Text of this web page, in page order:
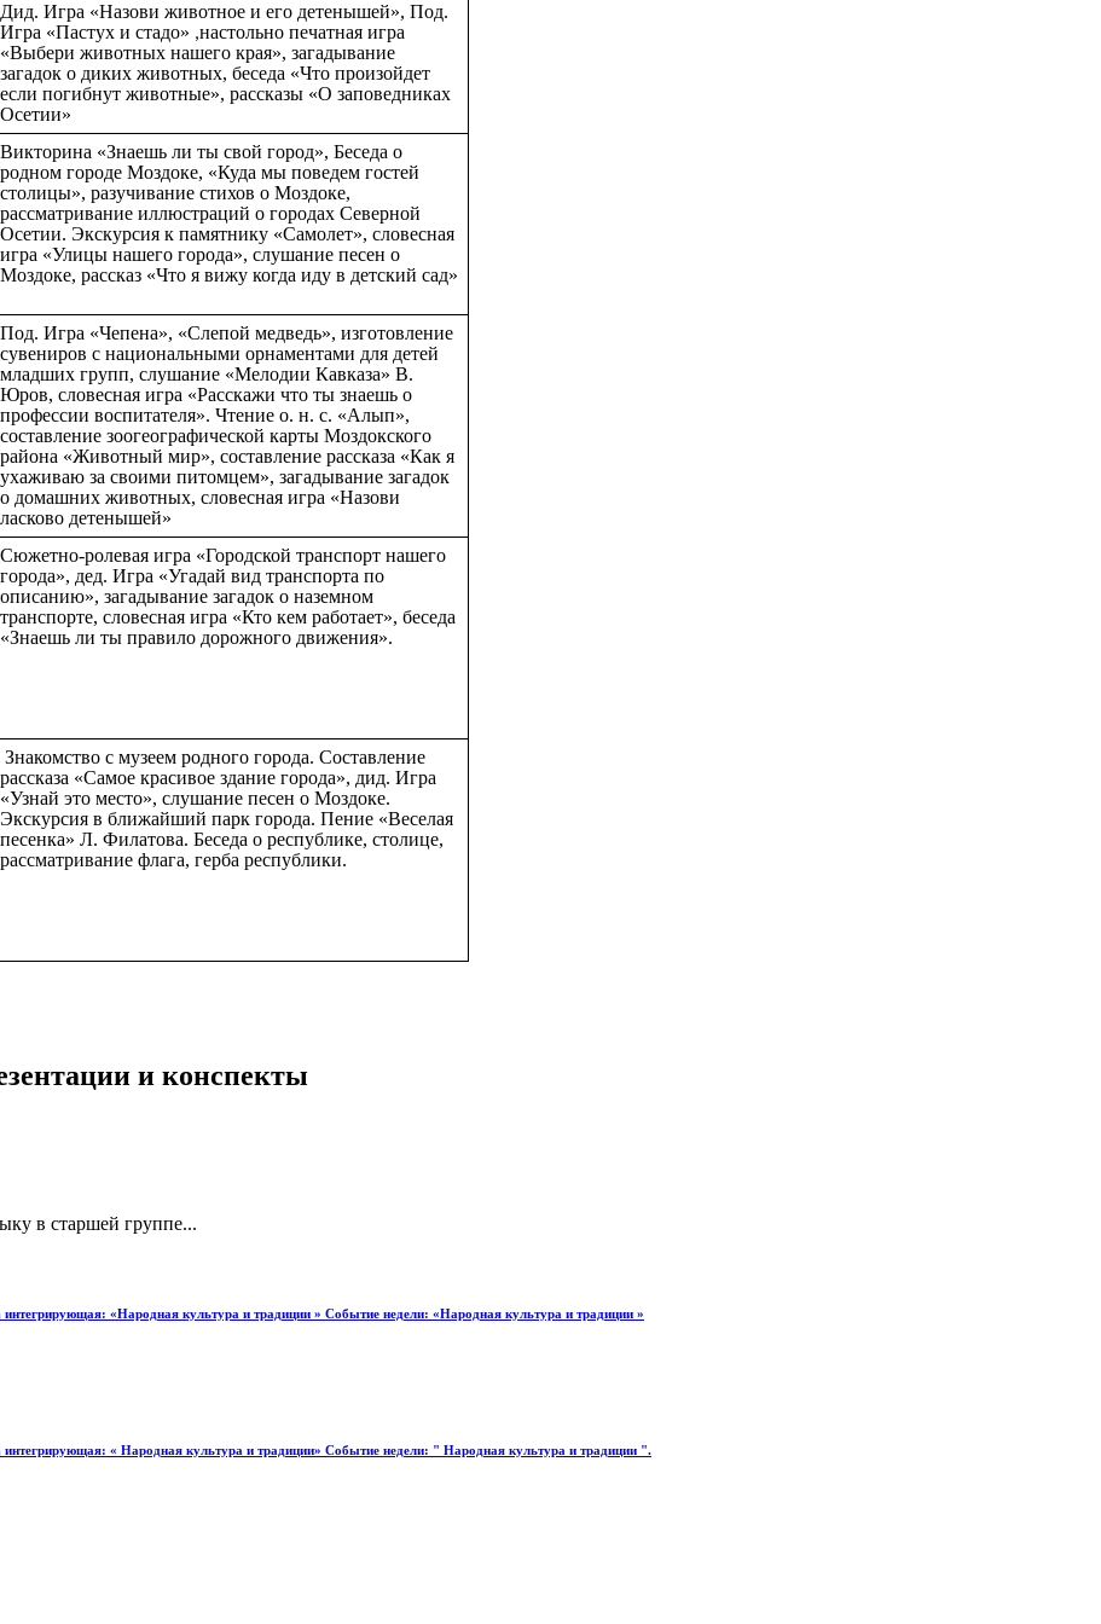
Дид. Игра «Назови животное и его детенышей», Под.
Игра «Пастух и стадо» ,настольно печатная игра
«Выбери животных нашего края», загадывание
загадок о диких животных, беседа «Что произойдет
если погибнут животные», рассказы «О заповедниках
Осетии»
Викторина «Знаешь ли ты свой город», Беседа о
родном городе Моздоке, «Куда мы поведем гостей
столицы», разучивание стихов о Моздоке,
рассматривание иллюстраций о городах Северной
Осетии. Экскурсия к памятнику «Самолет», словесная
игра «Улицы нашего города», слушание песен о
Моздоке, рассказ «Что я вижу когда иду в детский сад»
Под. Игра «Чепена», «Слепой медведь», изготовление
сувениров с национальными орнаментами для детей
младших групп, слушание «Мелодии Кавказа» В.
Юров, словесная игра «Расскажи что ты знаешь о
профессии воспитателя». Чтение о. н. с. «Алып»,
составление зоогеографической карты Моздокского
района «Животный мир», составление рассказа «Как я
ухаживаю за своими питомцем», загадывание загадок
о домашних животных, словесная игра «Назови
ласково детенышей»
Сюжетно-ролевая игра «Городской транспорт нашего
города», дед. Игра «Угадай вид транспорта по
описанию», загадывание загадок о наземном
транспорте, словесная игра «Кто кем работает», беседа
«Знаешь ли ты правило дорожного движения».
Знакомство с музеем родного города. Составление
рассказа «Самое красивое здание города», дид. Игра
«Узнай это место», слушание песен о Моздоке.
Экскурсия в ближайший парк города. Пение «Веселая
песенка» Л. Филатова. Беседа о республике, столице,
рассматривание флага, герба республики.
и конспекты
в старшей группе...
«Народная культура и традиции » Событие недели: «Народная культура и традиции »
« Народная культура и традиции» Событие недели: " Народная культура и традиции ".